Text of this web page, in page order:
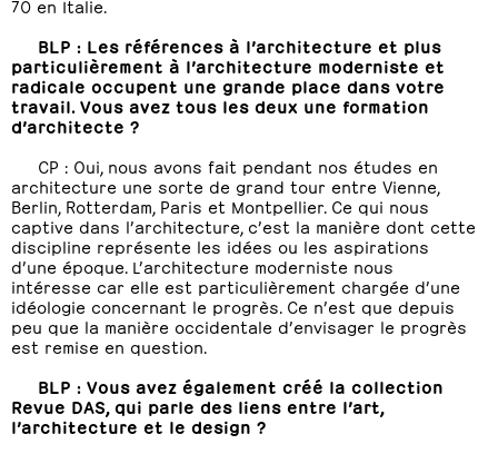
70 en Italie.
BLP : Les références à l’architecture et plus
particulièrement à l’architecture moderniste et
radicale occupent une grande place dans votre
travail. Vous avez tous les deux une formation
d’architecte ?
CP : Oui, nous avons fait pendant nos études en
architecture une sorte de grand tour entre Vienne,
Berlin, Rotterdam, Paris et Montpellier. Ce qui nous
captive dans l’architecture, c’est la manière dont cette
discipline représente les idées ou les aspirations
d’une époque. L’architecture moderniste nous
intéresse car elle est particulièrement chargée d’une
idéologie concernant le progrès. Ce n’est que depuis
peu que la manière occidentale d’envisager le progrès
est remise en question.
BLP : Vous avez également créé la collection
Revue DAS, qui parle des liens entre l’art,
l’architecture et le design ?